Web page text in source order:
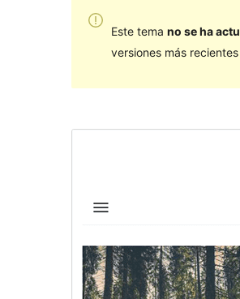
Este tema no se ha
versiones más